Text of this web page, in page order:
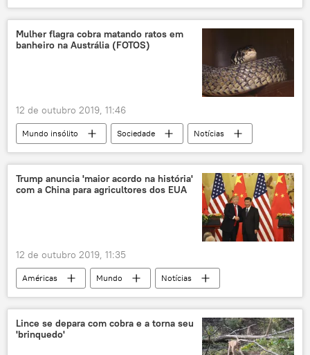
Oriente Médio e África
Berlim
Ancara
Damasco
PKK
YPG
Ramo de Oliveira
Mulher flagra cobra matando ratos em
banheiro na Austrália (FOTOS)
12 de outubro 2019, 11:46
Mundo insólito Sociedade
Notícias
Cobra
rato
vaso sanitário
Trump anuncia 'maior acordo na história'
com a China para agricultores dos EUA
12 de outubro 2019, 11:35
Américas Mundo Notícias
Lince se depara com cobra e a torna seu
'brinquedo'